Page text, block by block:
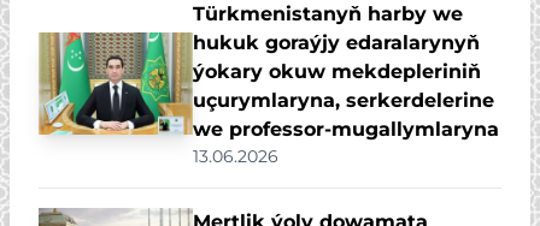
Türkmenistanyň harby we
hukuk goraýjy edaralarynyň
ýokary okuw mekdepleriniň
uçurymlaryna, serkerdelerine
we professor-mugallymlaryna
13.06.2026